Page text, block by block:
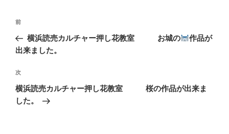
投
ナ
ゲ
ー
シ
前
の
投
前
横浜読売カルチャー押し花教室 お城の
作品が
出来ました。
次
の
投
次
横浜読売カルチャー押し花教室 桜の作品が出来ま
した。